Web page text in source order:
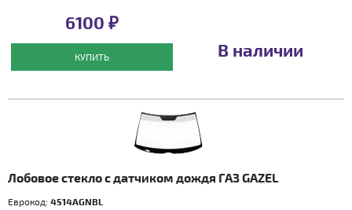
6100 ₽
КУПИТЬ В наличии
Лобовое стекло с датчиком дождя ГАЗ GAZEL
Еврокод: 4514AGNBL